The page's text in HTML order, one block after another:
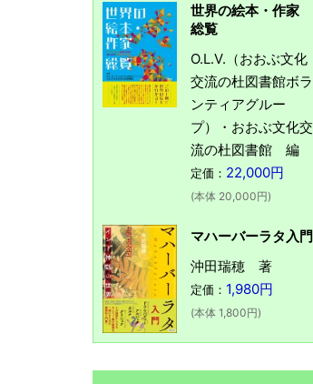
世界の絵本・作家
総覧
O.L.V.（おおぶ文化
交流の杜図書館ボラ
ンティアグルー
プ）・おおぶ文化交
流の杜図書館 編
定価： 22,000円
(本体 20,000円)
マハーバーラタ入門
沖田瑞穂 著
定価： 1,980円
(本体 1,800円)